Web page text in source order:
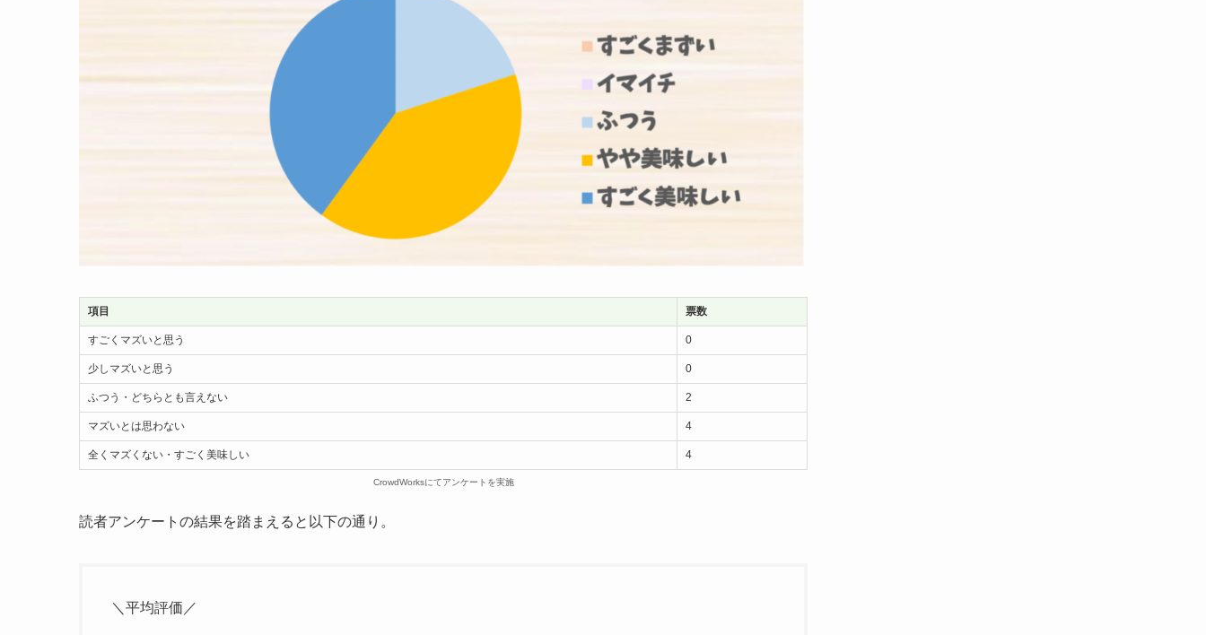
項目 票数
すごくマズいと思う 0
少しマズいと思う 0
ふつう・どちらとも言えない 2
マズいとは思わない 4
全くマズくない・すごく美味しい 4
CrowdWorksにてアンケートを実施
読者アンケートの結果を踏まえると以下の通り。
＼平均評価／